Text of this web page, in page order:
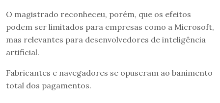
O magistrado reconheceu, porém, que os efeitos
podem ser limitados para empresas como a Microsoft,
mas relevantes para desenvolvedores de inteligência
artificial.
Fabricantes e navegadores se opuseram ao banimento
total dos pagamentos.